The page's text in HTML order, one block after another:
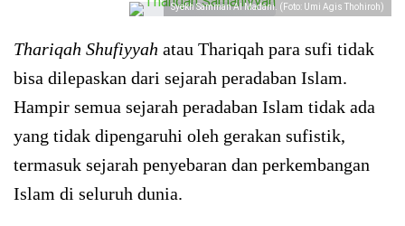
Syekh Samman Al Madani. (Foto: Umi Agis Thohiroh)
Thariqah Shufiyyah atau Thariqah para sufi tidak
bisa dilepaskan dari sejarah peradaban Islam.
Hampir semua sejarah peradaban Islam tidak ada
yang tidak dipengaruhi oleh gerakan sufistik,
termasuk sejarah penyebaran dan perkembangan
Islam di seluruh dunia.